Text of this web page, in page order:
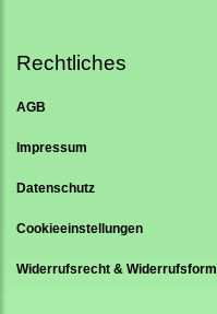
Rechtliches
AGB
Impressum
Datenschutz
Cookieeinstellungen
Widerrufsrecht &